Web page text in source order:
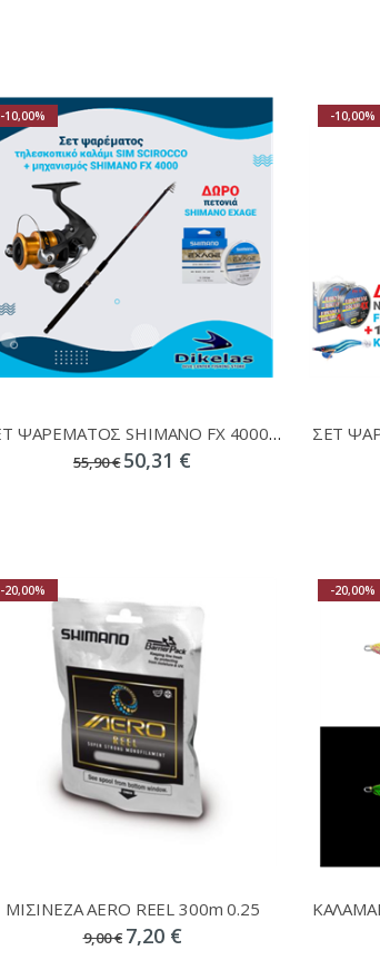
-10,00%
ΣΕΤ ΨΑΡΕΜΑΤΟΣ SHIMANO FX 4000 + SIM SCIROCCO + ΔΩΡΟ ΜΠΕΤΟΝΙΑ SHIMANO EXAGE
55,90 €50,31 €
-10,00%
-20,00%
ΜΙΣΙΝΕΖΑ AERO REEL 300m 0.25
9,00 € 7,20 €
-20,00%